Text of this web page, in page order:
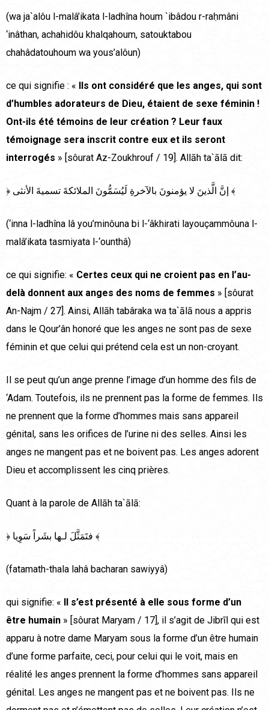
(wa ja`alôu l-malâ’ikata l-ladhîna houm `ibâdou r-raḥmâni
‘inâthan, achahidôu khalqahoum, satouktabou
chahâdatouhoum wa yous’alôun)
ce qui signifie : « Ils ont considéré que les anges, qui sont
d’humbles adorateurs de Dieu, étaient de sexe féminin !
Ont-ils été témoins de leur création ? Leur faux
témoignage sera inscrit contre eux et ils seront
interrogés » [sôurat Az-Zoukhrouf / 19]. Allāh ta`ālā dit:
﴿ إنَّ الَّذينَ لا يؤمنونَ بالآخرةِ لَيُسَمُّونَ الملائكةَ تسميةَ الأنثى ﴾
(‘inna l-ladhîna lâ you’minôuna bi l-‘âkhirati layouçammôuna l-
malâ’ikata tasmiyata l-‘ounthâ)
ce qui signifie: « Certes ceux qui ne croient pas en l’au-
delà donnent aux anges des noms de femmes » [sôurat
An-Najm / 27]. Ainsi, Allāh tabâraka wa ta`ālā nous a appris
dans le Qour’ân honoré que les anges ne sont pas de sexe
féminin et que celui qui prétend cela est un non-croyant.
Il se peut qu’un ange prenne l’image d’un homme des fils de
‘Adam. Toutefois, ils ne prennent pas la forme de femmes. Ils
ne prennent que la forme d’hommes mais sans appareil
génital, sans les orifices de l’urine ni des selles. Ainsi les
anges ne mangent pas et ne boivent pas. Les anges adorent
Dieu et accomplissent les cinq prières.
Quant à la parole de Allāh ta`ālā:
﴿ فتَمَثَّلَ لـها بشَراً سَوِيا ﴾
(fatamath-thala lahâ bacharan sawiyyâ)
qui signifie: « Il s’est présenté à elle sous forme d’un
être humain » [sôurat Maryam / 17], il s’agit de Jibrīl qui est
apparu à notre dame Maryam sous la forme d’un être humain
d’une forme parfaite, ceci, pour celui qui le voit, mais en
réalité les anges prennent la forme d’hommes sans appareil
génital. Les anges ne mangent pas et ne boivent pas. Ils ne